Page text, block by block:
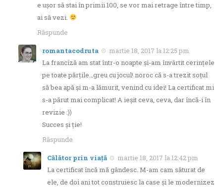
e ușor să stai în primii 100, se vor mai retrage între timp,
ai să vezi.
Răspunde
romantacodruta
martie 18, 2017 la 12:25 pm
La franciză am stat într-o noapte şi-am învârtit cerinţele
pe toate părţile…greu cu jocul! noroc că s-a trezit soţul
să bea apă şi m-a lămurit, venind cu idei! La certificat mi
s-a părut mai complicat! A ieşit ceva, ceva, dar încă-i în
revizie :))
Succes şi ţie!
Răspunde
Călător prin viață
martie 18, 2017 la 12:42 pm
La certificat încă mă gândesc. M-am cam săturat de
ele, de doi ani tot construiesc la case și le modernizez